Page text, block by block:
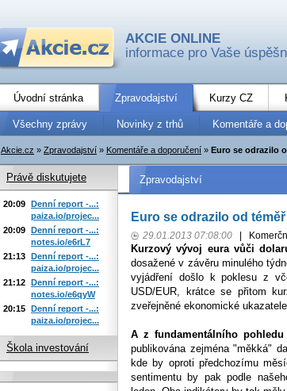
AKCIE ONLINE
informace pro Vaše
Úvodní stránka Zpravodajství Kurzy CZ
Všechny zprávy Novinky z trhů Komentáře a
Akcie.cz » Zpravodajství » Komentáře a doporučení » Euro se odrazilo
Zpravodajství
Euro se odrazilo od
29.01.2013 07:08:00
Kurzový vývoj eura vůči
dosažené v závěru minulého
vyjádření došlo k poklesu z
USD/EUR, krátce se přitom
zveřejněné ekonomické
A z fundamentálního
publikována zejména "měkká"
kde by oproti předchozímu
sentimentu by pak podle
Právě diskutujete
20:09 Denní report -...:
paiza.io/projec...
20:09 Denní report -...:
notes.io/e6rL7
21:13 Denní report -...:
paiza.io/projec...
21:12 Denní report -...:
notes.io/e6qyW
20:15 Denní report -...:
paiza.io/projec...
Škola investování